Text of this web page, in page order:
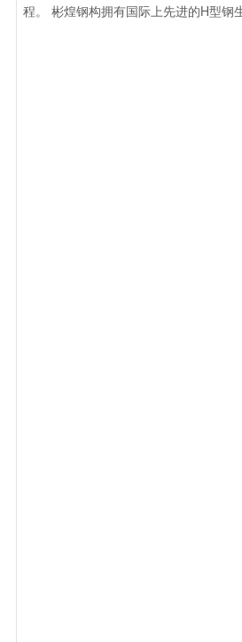
程。 彬煌钢构拥有国际上先进的H型钢